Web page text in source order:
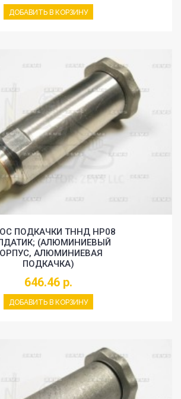
ДОБАВИТЬ В КОРЗИНУ
ПОДКАЧКИ ТННД HP08
(АЛЮМИНИЕВЫЙ
АЛЮМИНИЕВАЯ
ПОДКАЧКА)
646.46 р.
ДОБАВИТЬ В КОРЗИНУ